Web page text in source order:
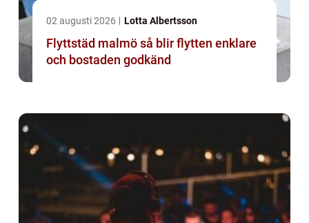
02 augusti 2026 Lotta Albertsson
Flyttstäd malmö så blir flytten enklare
och bostaden godkänd